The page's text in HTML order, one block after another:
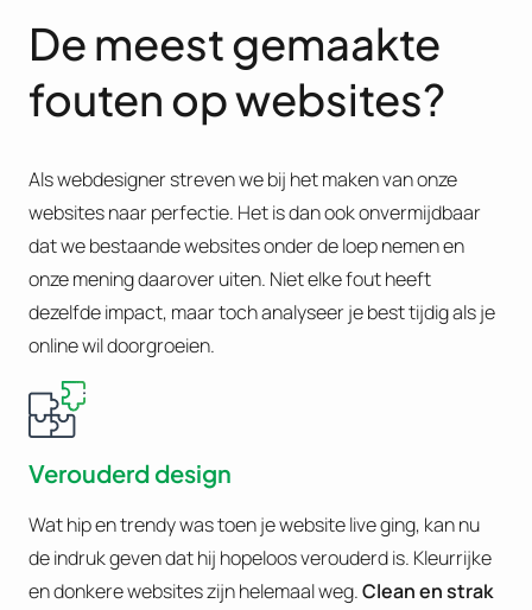
De meest gemaakte
fouten op websites?
Als webdesigner streven we bij het maken van onze
websites naar perfectie. Het is dan ook onvermijdbaar
dat we bestaande websites onder de loep nemen en
onze mening daarover uiten. Niet elke fout heeft
dezelfde impact, maar toch analyseer je best tijdig als je
online wil doorgroeien.
Verouderd design
Wat hip en trendy was toen je website live ging, kan nu
de indruk geven dat hij hopeloos verouderd is. Kleurrijke
en donkere websites zijn helemaal weg.Clean en strak